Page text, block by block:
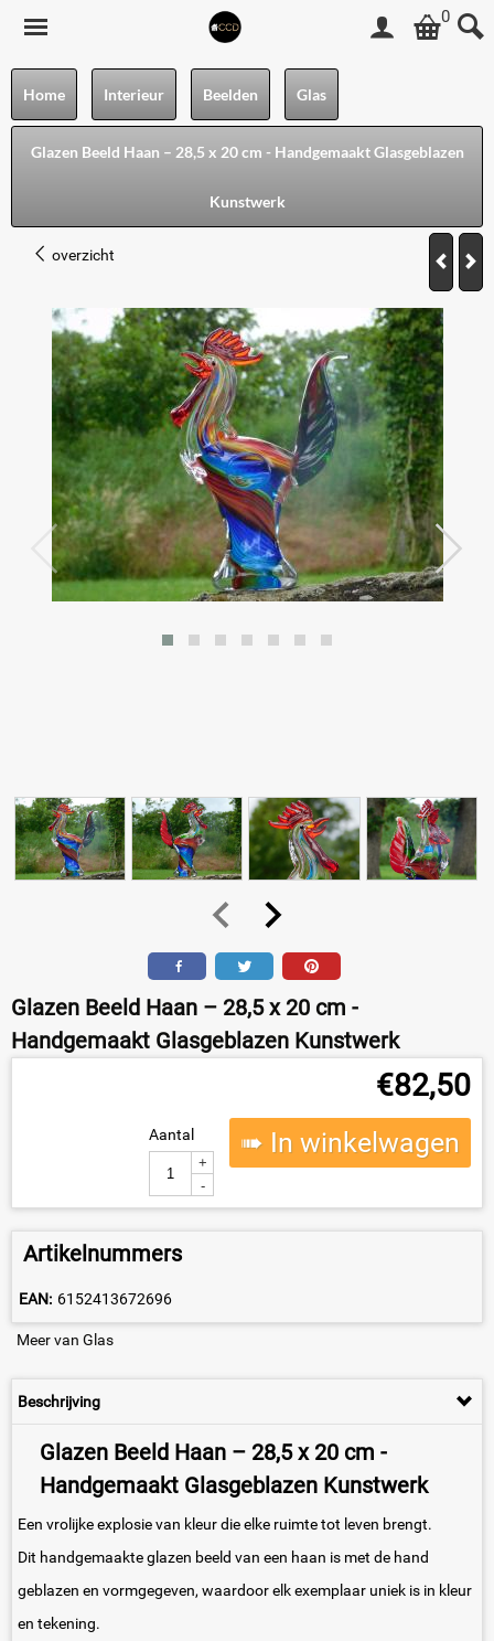
0
Home Interieur Beelden Glas
Glazen Beeld Haan – 28,5 x 20 cm - Handgemaakt Glasgeblazen
Kunstwerk
overzicht
Glazen Beeld Haan – 28,5 x 20 cm -
Handgemaakt Glasgeblazen Kunstwerk
€82,50
Aantal
+
-
➠ In winkelwagen
Artikelnummers
EAN: 6152413672696
Meer van Glas
Beschrijving
Glazen Beeld Haan – 28,5 x 20 cm -
Handgemaakt Glasgeblazen Kunstwerk
Een vrolijke explosie van kleur die elke ruimte tot leven brengt.
Dit handgemaakte glazen beeld van een haan is met de hand
geblazen en vormgegeven, waardoor elk exemplaar uniek is in kleur
en tekening.